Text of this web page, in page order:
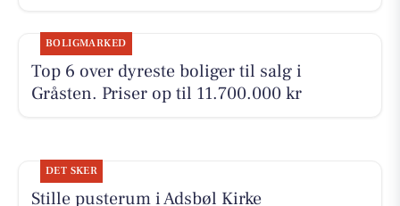
BOLIGMARKED
Top 6 over dyreste boliger til salg i
Gråsten. Priser op til 11.700.000 kr
DET SKER
Stille pusterum i Adsbøl Kirke